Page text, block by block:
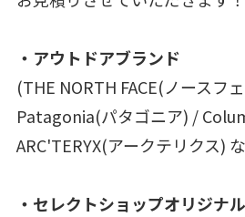
・アウトドアブランド
(THE NORTH FACE(ノースフ
Patagonia(パタゴニア) /
ARC'TERYX(アークテリクス)
・セレクトショップオリジナ